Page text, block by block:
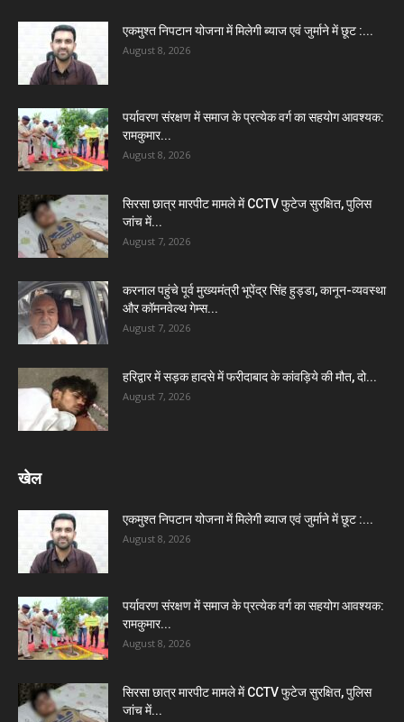
एकमुश्त निपटान योजना में मिलेगी ब्याज एवं जुर्माने में छूट :...
August 8, 2026
पर्यावरण संरक्षण में समाज के प्रत्येक वर्ग का सहयोग आवश्यक:
रामकुमार...
August 8, 2026
सिरसा छात्र मारपीट मामले में CCTV फुटेज सुरक्षित, पुलिस
जांच में...
August 7, 2026
करनाल पहुंचे पूर्व मुख्यमंत्री भूपेंद्र सिंह हुड्डा, कानून-व्यवस्था
और कॉमनवेल्थ गेम्स...
August 7, 2026
हरिद्वार में सड़क हादसे में फरीदाबाद के कांवड़िये की मौत, दो...
August 7, 2026
खेल
एकमुश्त निपटान योजना में मिलेगी ब्याज एवं जुर्माने में छूट :...
August 8, 2026
पर्यावरण संरक्षण में समाज के प्रत्येक वर्ग का सहयोग आवश्यक:
रामकुमार...
August 8, 2026
सिरसा छात्र मारपीट मामले में CCTV फुटेज सुरक्षित, पुलिस
जांच में...